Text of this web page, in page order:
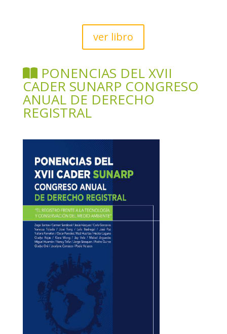
ver libro
PONENCIAS DEL XVII
CADER SUNARP CONGRESO
ANUAL DE DERECHO
REGISTRAL